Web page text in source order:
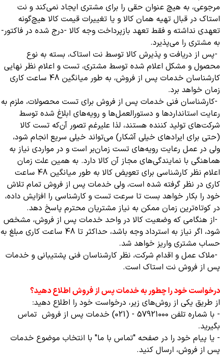
مرجوعی، به هیچ عنوان حقی را برای مشتری ایجاد نمی‌کند و نت
استاک در قبال تهیه همان کالا و یا تغییرات قیمت کالا هیچ‌گونه
تعهدی نداشته و فقط تعهد بازپرداخت وجه کالا -درج شده در فاکتور-
به مشتری را می‌پذیرد.
-پس از دریافت و پذیرش کالا توسط نت استاک، بسته به نوع
محصول و مشکل اعلام شده توسط مشتری، تست و اعلام نظر نهایی
کارشناسان خدمات پس از فروش، به طور میانگین 48 ساعت کاری
زمان خواهد برد.
-کارشناسان فنی خدمات پس از فروش برای تست محصولات، ملزم به
رعایت استانداردها و دستورالعمل‌ها و رویه‌های ابلاغ شده توسط
شرکت‌های تولید کننده هستند، لذا علیرغم تصور آن‌که تست کالا
(حتی برای ایرادهای خیلی آشکار) می‌تواند خیلی سریع انجام شود،
ولی در عمل رعایت رویه‌های تست زمان‌بر است و در مواردی نیاز به
هماهنگی با نمایندگی‌های مجاز آن کالا دارد. به همین علت زمان
اعلام نظر کارشناسی برای تعویض کالا به طور میانگین 48 ساعت
کاری در نظر گرفته شده است، ولی خدمات پس از فروش تمام تلاش
خود را بکار خواهد بست تا سرعت تست و کارشناسی را افزایش داده،
در کوتاه‌ترین زمان ممکن به نیاز مشتریان محترم پاسخ دهد.
-از هنگامی که وضعیت کالا در واحد خدمات پس از فروش، مشخص
شود، اگر نیاز به استرداد وجه باشد، حداکثر تا 48 ساعت کاری مبلغ به
حساب مشتری واریز خواهد شد.
-ملاک عمل و اقدام شرکت، نظر کارشناسان فنی پشتیبانی و خدمات
پس از فروش نت استاک است.
درخواست خود را چطور به خدمات پس از فروش اطلاع دهید؟
از طریق یکی از روش‌های زیر، درخواست خود را اطلاع دهید:
- با شماره تلفن 57921000 - (021) خدمات پس از فروش تماس
بگیرید.
- یا پیام خود را در صفحه "تماس با ما" با انتخاب موضوع خدمات
پس از فروش، ارسال کنید.